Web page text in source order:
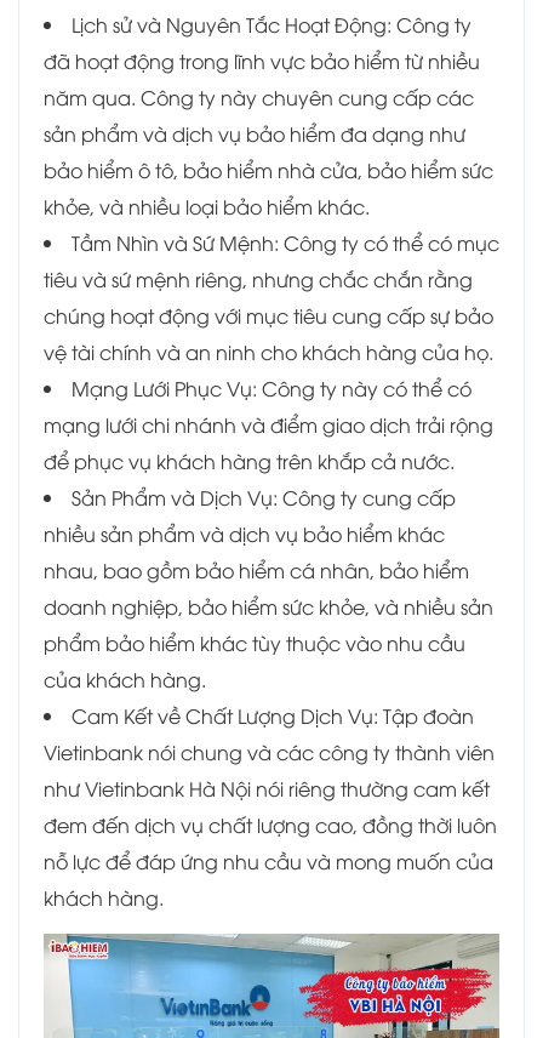
Lịch sử và Nguyên Tắc Hoạt Động: Công ty
đã hoạt động trong lĩnh vực bảo hiểm từ nhiều
năm qua. Công ty này chuyên cung cấp các
sản phẩm và dịch vụ bảo hiểm đa dạng như
bảo hiểm ô tô, bảo hiểm nhà cửa, bảo hiểm sức
khỏe, và nhiều loại bảo hiểm khác.
Tầm Nhìn và Sứ Mệnh: Công ty có thể có mục
tiêu và sứ mệnh riêng, nhưng chắc chắn rằng
chúng hoạt động với mục tiêu cung cấp sự bảo
vệ tài chính và an ninh cho khách hàng của họ.
Mạng Lưới Phục Vụ: Công ty này có thể có
mạng lưới chi nhánh và điểm giao dịch trải rộng
để phục vụ khách hàng trên khắp cả nước.
Sản Phẩm và Dịch Vụ: Công ty cung cấp
nhiều sản phẩm và dịch vụ bảo hiểm khác
nhau, bao gồm bảo hiểm cá nhân, bảo hiểm
doanh nghiệp, bảo hiểm sức khỏe, và nhiều sản
phẩm bảo hiểm khác tùy thuộc vào nhu cầu
của khách hàng.
Cam Kết về Chất Lượng Dịch Vụ: Tập đoàn
Vietinbank nói chung và các công ty thành viên
như Vietinbank Hà Nội nói riêng thường cam kết
đem đến dịch vụ chất lượng cao, đồng thời luôn
nỗ lực để đáp ứng nhu cầu và mong muốn của
khách hàng.